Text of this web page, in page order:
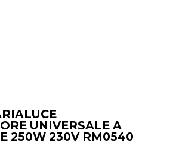
UNIVERSALE A
250W 230V RM0540